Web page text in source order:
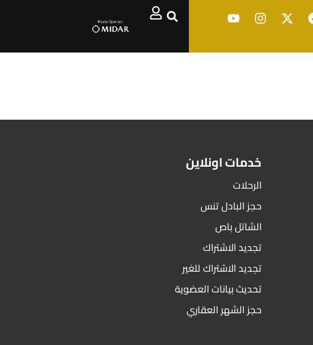
خدمات اونلاين
الرحلات
حجز البادل تنس
الشاتل باص
تجديد الاشتراك
تجديد الاشتراك للغير
تحديث بيانات العضوية
حجز الشهر العقاري